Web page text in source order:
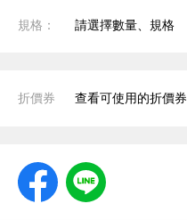
規格： 請選擇數量、規格
折價券 查看可使用的折價券